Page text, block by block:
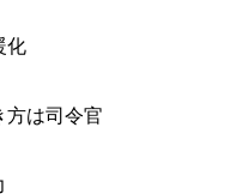
化
方は司令官